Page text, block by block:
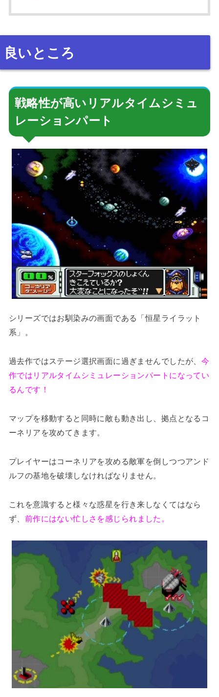
良いところ
戦略性が高いリアルタイムシミュ
レーションパート
シリーズではお馴染みの画面である「恒星ライラット
系」。
過去作ではステージ選択画面に過ぎませんでしたが、 今
作ではリアルタイムシミュレーションパートになってい
るんです！
マップを移動すると同時に敵も動き出し、拠点となるコ
ーネリアを攻めてきます。
プレイヤーはコーネリアを攻める敵軍を倒しつつアンド
ルフの基地を破壊しなければなりません。
これを意識すると様々な惑星を行き来しなくてはなら
ず、 前作にはない忙しさを感じられました。